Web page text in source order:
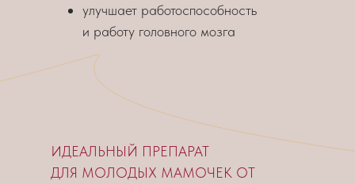
улучшает работоспособность
и работу головного мозга
ИДЕАЛЬНЫЙ ПРЕПАРАТ
ДЛЯ МОЛОДЫХ МАМОЧЕК ОТ